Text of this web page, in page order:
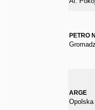
PETRO
ARGE
Opolska